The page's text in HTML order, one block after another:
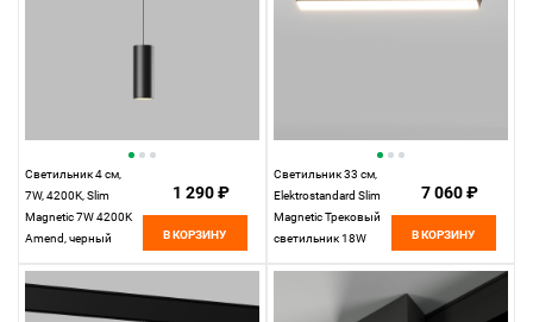
Светильник 4 см,
7W, 4200K, Slim
Magnetic 7W 4200K
Amend, черный
1 290 ₽
В КОРЗИНУ
Светильник 33 см,
Elektrostandard Slim
Magnetic Трековый
светильник 18W
7 060 ₽
В КОРЗИНУ